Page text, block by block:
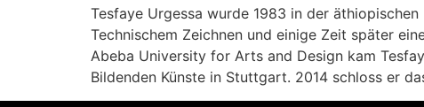
Tesfaye Urgessa wurde 1983 in der
Technischem Zeichnen und einige Zeit später
Abeba University for Arts and Design kam
Bildenden Künste in Stuttgart. 2014 schloss er